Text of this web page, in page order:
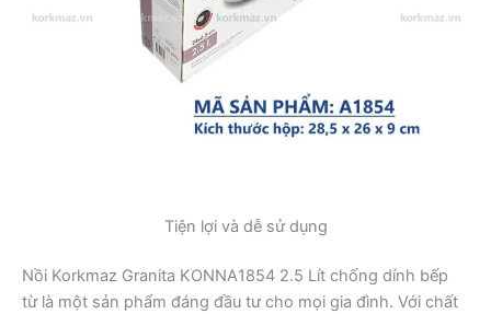
Tiện lợi và dễ sử dụng
Nồi Korkmaz Granita KONNA1854 2.5 Lít chống dính bếp
từ là một sản phẩm đáng đầu tư cho mọi gia đình. Với chất